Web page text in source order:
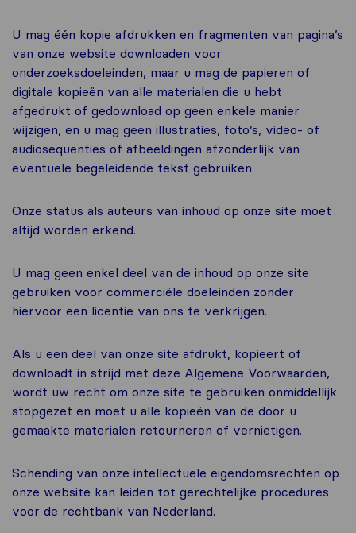
U mag één kopie afdrukken en fragmenten van pagina’s
van onze website downloaden voor
onderzoeksdoeleinden, maar u mag de papieren of
digitale kopieën van alle materialen die u hebt
afgedrukt of gedownload op geen enkele manier
wijzigen, en u mag geen illustraties, foto’s, video- of
audiosequenties of afbeeldingen afzonderlijk van
eventuele begeleidende tekst gebruiken.
Onze status als auteurs van inhoud op onze site moet
altijd worden erkend.
U mag geen enkel deel van de inhoud op onze site
gebruiken voor commerciële doeleinden zonder
hiervoor een licentie van ons te verkrijgen.
Als u een deel van onze site afdrukt, kopieert of
downloadt in strijd met deze Algemene Voorwaarden,
wordt uw recht om onze site te gebruiken onmiddellijk
stopgezet en moet u alle kopieën van de door u
gemaakte materialen retourneren of vernietigen.
Schending van onze intellectuele eigendomsrechten op
onze website kan leiden tot gerechtelijke procedures
voor de rechtbank van Nederland.